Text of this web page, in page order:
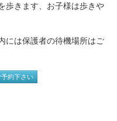
歩きます、お子様は歩きや
には保護者の待機場所はご
約下さい